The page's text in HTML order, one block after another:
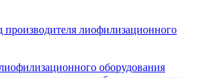
оборудования